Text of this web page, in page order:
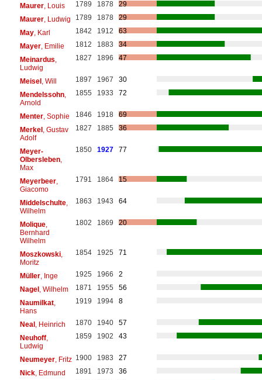
Maurer, Louis 1789 1878
29
Maurer, Ludwig 1789 1878
29
May, Karl 1842 1912
63
Mayer, Emilie 1812 1883
34
Meinardus,
Ludwig
1827 1896 47
Meisel , Will 1897 1967
30
Mendelssohn,
Arnold
1855 1933 72
Menter, Sophie 1846 1918
69
Merkel , Gustav
Adolf
1827 1885 36
Meyer-
Olbersleben,
Max
1850 1927 77
Meyerbeer,
Giacomo
1791 1864 15
Middelschulte,
Wilhelm
1863 1943 64
Molique,
Bernhard
Wilhelm
1802 1869 20
Moszkowski,
Moritz
1854 1925 71
Müller, Inge 1925 1966
2
Nagel , Wilhelm 1871 1955
56
Naumilkat,
Hans
1919 1994 8
Neal , Heinrich 1870 1940
57
Neuhoff,
Ludwig
1859 1902 43
Neumeyer, Fritz 1900 1983
27
Nick, Edmund 1891 1973
36